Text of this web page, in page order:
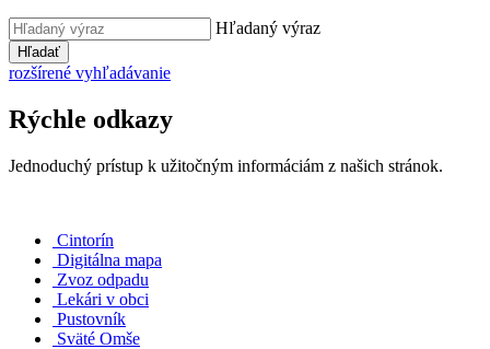
Hľadaný výraz
Hľadať
rozšírené vyhľadávanie
Rýchle odkazy
Jednoduchý prístup k užitočným informáciám z našich stránok.
Cintorín
Digitálna mapa
Zvoz odpadu
Lekári v obci
Pustovník
Sväté Omše